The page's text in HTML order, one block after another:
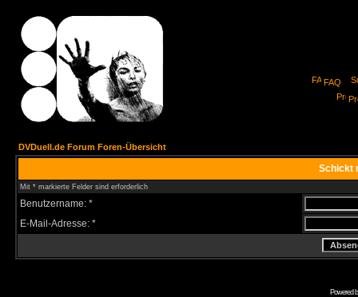
FAQ
DVDuell.de Forum Foren-Übersicht
Schickt
Mit * markierte Felder sind erforderlich
Benutzername: *
E-Mail-Adresse: *
Powered